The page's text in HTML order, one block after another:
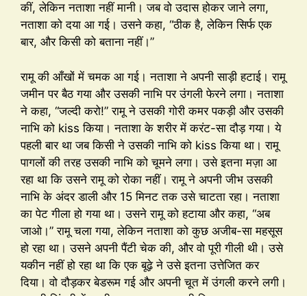
कीं, लेकिन नताशा नहीं मानी। जब वो उदास होकर जाने लगा,
नताशा को दया आ गई। उसने कहा, “ठीक है, लेकिन सिर्फ एक
बार, और किसी को बताना नहीं।”
रामू की आँखों में चमक आ गई। नताशा ने अपनी साड़ी हटाई। रामू
जमीन पर बैठ गया और उसकी नाभि पर उंगली फेरने लगा। नताशा
ने कहा, “जल्दी करो!” रामू ने उसकी गोरी कमर पकड़ी और उसकी
नाभि को kiss किया। नताशा के शरीर में करंट-सा दौड़ गया। ये
पहली बार था जब किसी ने उसकी नाभि को kiss किया था। रामू
पागलों की तरह उसकी नाभि को चूमने लगा। उसे इतना मज़ा आ
रहा था कि उसने रामू को रोका नहीं। रामू ने अपनी जीभ उसकी
नाभि के अंदर डाली और 15 मिनट तक उसे चाटता रहा। नताशा
का पेट गीला हो गया था। उसने रामू को हटाया और कहा, “अब
जाओ।” रामू चला गया, लेकिन नताशा को कुछ अजीब-सा महसूस
हो रहा था। उसने अपनी पैंटी चेक की, और वो पूरी गीली थी। उसे
यकीन नहीं हो रहा था कि एक बूढ़े ने उसे इतना उत्तेजित कर
दिया। वो दौड़कर बेडरूम गई और अपनी चूत में उंगली करने लगी।